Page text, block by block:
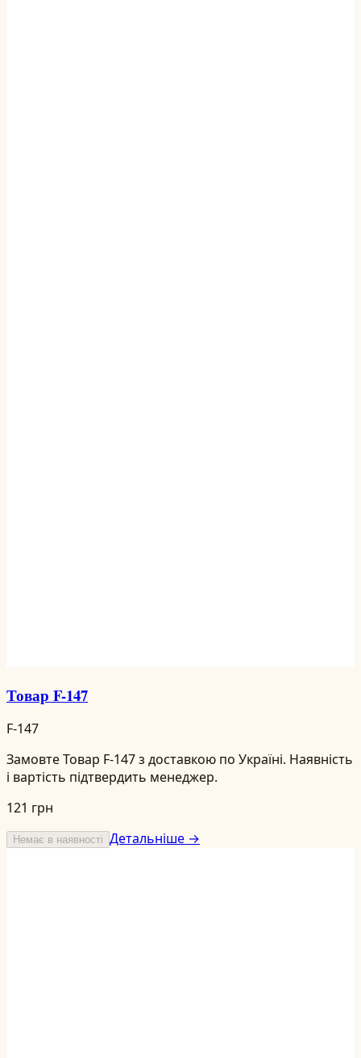
Товар F-147
F-147
Замовте Товар F-147 з доставкою по Україні. Наявність
і вартість підтвердить менеджер.
121 грн
Немає в наявності Детальніше →